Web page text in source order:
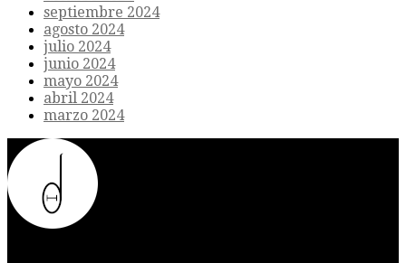
septiembre 2024
agosto 2024
julio 2024
junio 2024
mayo 2024
abril 2024
marzo 2024